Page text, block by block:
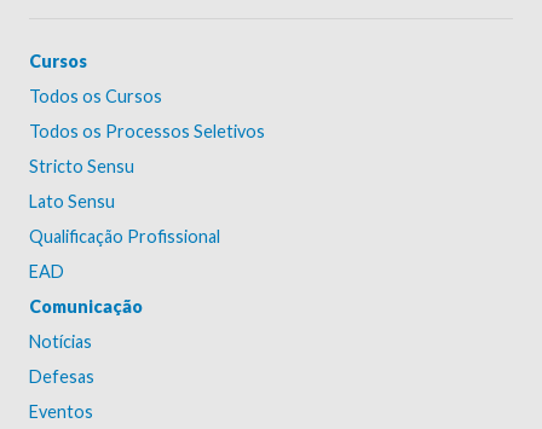
Cursos
Todos os Cursos
Todos os Processos Seletivos
Stricto Sensu
Lato Sensu
Qualificação Profissional
EAD
Comunicação
Notícias
Defesas
Eventos